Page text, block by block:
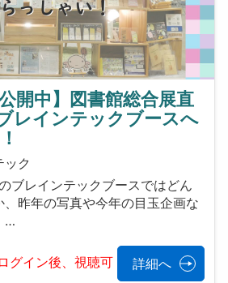
開中】図書館総合展直
レインテックブースへ
ク
ブレインテックブースではどん
昨年の写真や今年の目玉企画な
…
グイン後、視聴可 詳細へ